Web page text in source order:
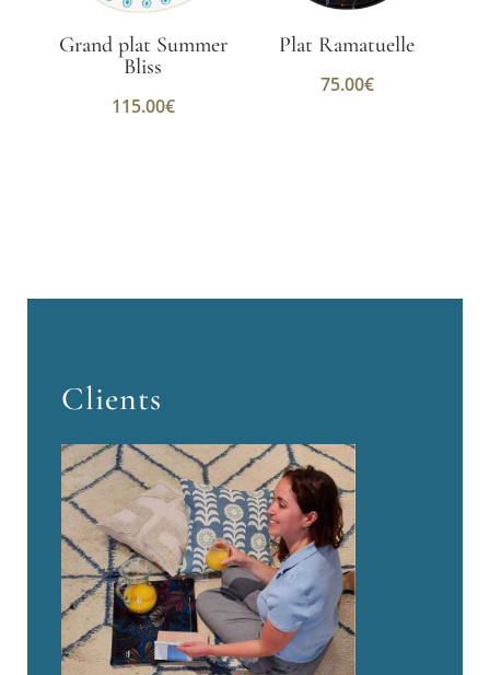
Grand plat Summer
Bliss
115.00€
Plat Ramatuelle
75.00€
Clients